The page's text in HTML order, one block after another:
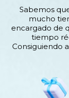
Sabemos
mucho
encargado de
tiempo
Consiguiendo